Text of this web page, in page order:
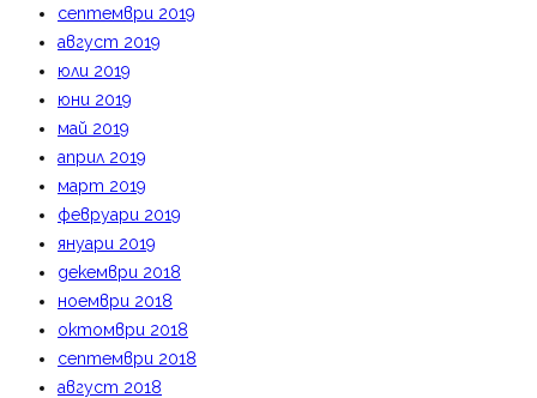
септември 2019
август 2019
юли 2019
юни 2019
май 2019
април 2019
март 2019
февруари 2019
януари 2019
декември 2018
ноември 2018
октомври 2018
септември 2018
август 2018